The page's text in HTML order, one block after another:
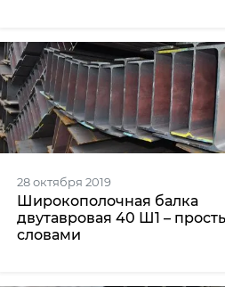
28 октября 2019
Широкополочная балка
двутавровая 40 Ш1 –
словами